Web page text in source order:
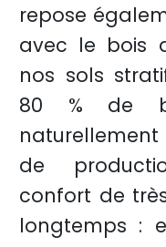
repose
avec le bois
nos sols
80 % de
de
confort de
longtemps :